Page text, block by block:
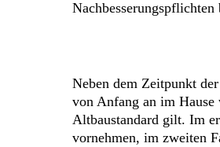
Nachbesserungspflichten
Neben dem Zeitpunkt
von Anfang an im Hause
Altbaustandard gilt. Im
vornehmen, im zweiten